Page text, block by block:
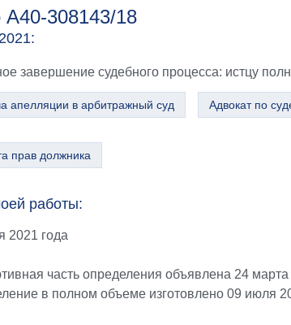
А40-308143/18
завершение судебного процесса: истцу
апелляции в арбитражный суд Адвокат по
прав должника
работы:
2021 года
часть определения объявлена 24 марта
в полном объеме изготовлено 09 июля